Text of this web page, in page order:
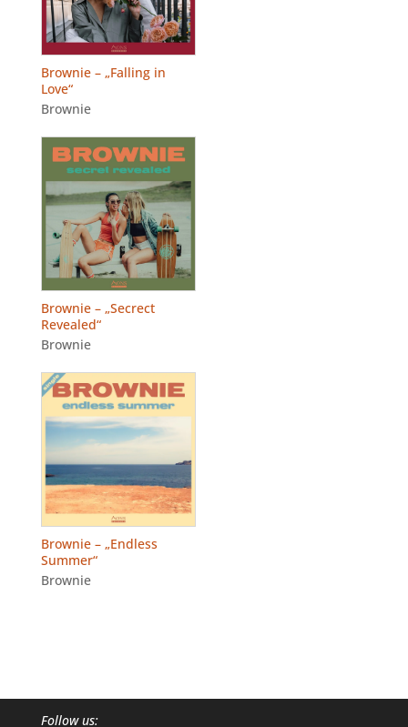
Brownie – „Falling in
Love“
Brownie
Brownie – „Secrect
Revealed“
Brownie
Brownie – „Endless
Summer“
Brownie
Follow us: